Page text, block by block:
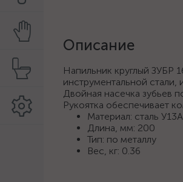
Описание
Напильник круглый ЗУБР
инструментальной
Двойная насечка зубьев
Рукоятка обеспечивает
Материал: сталь У13А
Длина, мм: 200
Тип: по металлу
Вес, кг: 0.36